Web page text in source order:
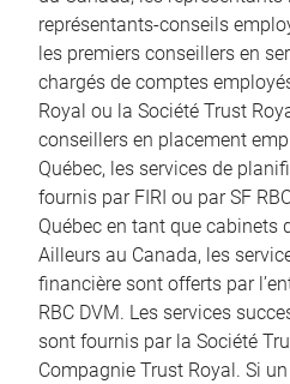
représentants-conseils
les premiers conseillers en
chargés de comptes
Royal ou la Société Trust
conseillers en placement
Québec, les services de
fournis par FIRI ou par SF
Québec en tant que cabinets
Ailleurs au Canada, les
financière sont offerts par
RBC DVM. Les services
sont fournis par la Société
Compagnie Trust Royal. Si